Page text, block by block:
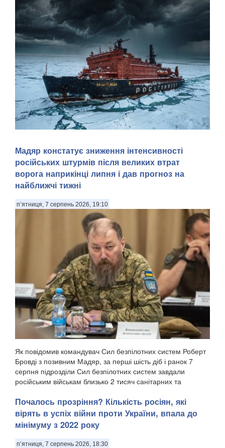
видобутку природних ресурсів. Територія Північного
Льодовитого океану, яка донедавна була вкрита товстими
шарами криги й залишалася важкодоступною для
судноплавства, за прогнозами кліматичних мод...
Мадяр констатує зниження інтенсивності
російських штурмів після великих втрат
ворога наприкінці липня і дав прогноз на
найближчі тижні
п’ятниця, 7 серпень 2026, 19:10
Як повідомив командувач Сил безпілотних систем Роберт
Бровді з позивним Мадяр, за перші шість діб і ранок 7
серпня підрозділи Сил безпілотних систем завдали
російським військам близько 2 тисяч санітарних та
Почалось прозріння? Кількість росіян, які
вірять в успіх війни проти України, впала до
мінімуму з 2022 року
п’ятниця, 7 серпень 2026, 18:30